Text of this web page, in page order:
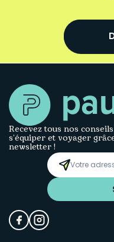
Recevez tous nos
s’équiper et voyager
newsletter !